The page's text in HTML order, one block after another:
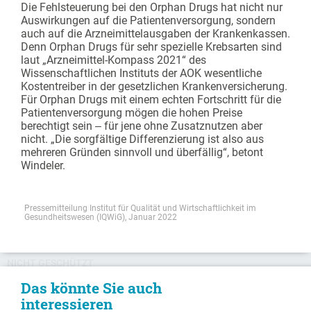
Die Fehlsteuerung bei den Orphan Drugs hat nicht nur
Auswirkungen auf die Patientenversorgung, sondern
auch auf die Arzneimittelausgaben der Krankenkassen.
Denn Orphan Drugs für sehr spezielle Krebsarten sind
laut „Arzneimittel-Kompass 2021“ des
Wissenschaftlichen Instituts der AOK wesentliche
Kostentreiber in der gesetzlichen Krankenversicherung.
Für Orphan Drugs mit einem echten Fortschritt für die
Patientenversorgung mögen die hohen Preise
berechtigt sein ‒ für jene ohne Zusatznutzen aber
nicht. „Die sorgfältige Differenzierung ist also aus
mehreren Gründen sinnvoll und überfällig“, betont
Windeler.
Pressemitteilung Institut für Qualität und Wirtschaftlichkeit im
Gesundheitswesen (IQWiG), Januar 2022
NICHT GESCHÜTZT
Das könnte Sie auch
interessieren